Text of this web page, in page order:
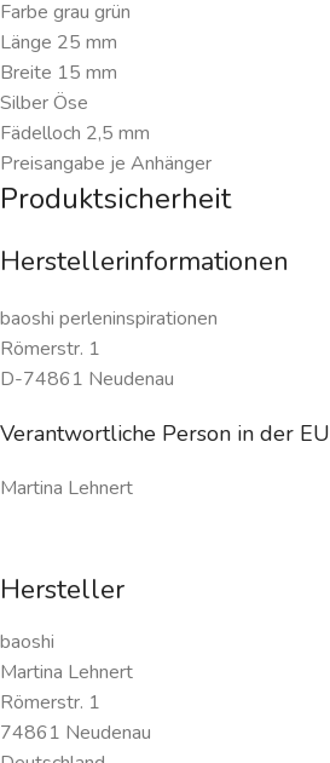
Farbe grau grün
Länge 25 mm
Breite 15 mm
Silber Öse
Fädelloch 2,5 mm
Preisangabe je Anhänger
Produktsicherheit
Herstellerinformationen
baoshi perleninspirationen
Römerstr. 1
D-74861 Neudenau
Verantwortliche Person in der EU
Martina Lehnert
Hersteller
baoshi
Martina Lehnert
Römerstr. 1
74861 Neudenau